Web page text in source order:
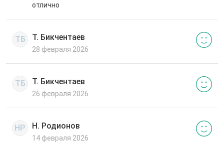
отлично
ТБ Т. Бикчентаев
28 февраля 2026
ТБ Т. Бикчентаев
26 февраля 2026
НР Н. Родионов
14 февраля 2026